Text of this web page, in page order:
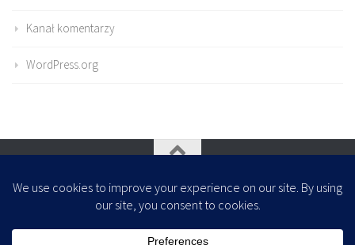
Kanał komentarzy
WordPress.org